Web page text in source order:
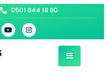
0501 644 18 80